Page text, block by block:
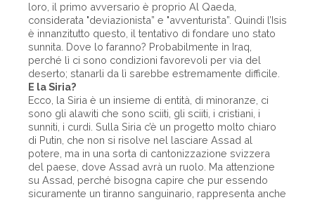
loro, il primo avversario è proprio Al Qaeda,
considerata "deviazionista” e "avventurista”. Quindi l’Isis
è innanzitutto questo, il tentativo di fondare uno stato
sunnita. Dove lo faranno? Probabilmente in Iraq,
perché lì ci sono condizioni favorevoli per via del
deserto; stanarli da lì sarebbe estremamente difficile.
E la Siria?
Ecco, la Siria è un insieme di entità, di minoranze, ci
sono gli alawiti che sono sciiti, gli sciiti, i cristiani, i
sunniti, i curdi. Sulla Siria c’è un progetto molto chiaro
di Putin, che non si risolve nel lasciare Assad al
potere, ma in una sorta di cantonizzazione svizzera
del paese, dove Assad avrà un ruolo. Ma attenzione
su Assad, perché bisogna capire che pur essendo
sicuramente un tiranno sanguinario, rappresenta anche